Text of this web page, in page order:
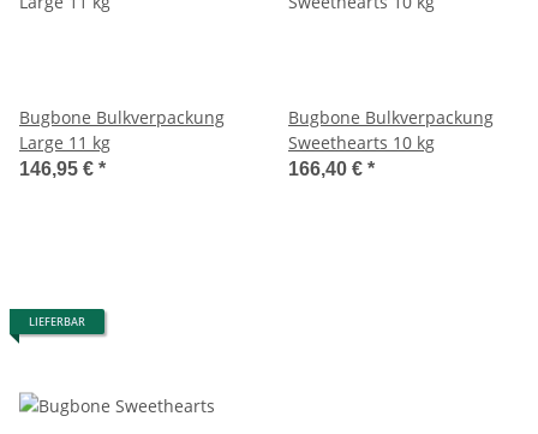
Bugbone Bulkverpackung
Large 11 kg
146,95 € *
Bugbone Bulkverpackung
Sweethearts 10 kg
166,40 € *
LIEFERBAR